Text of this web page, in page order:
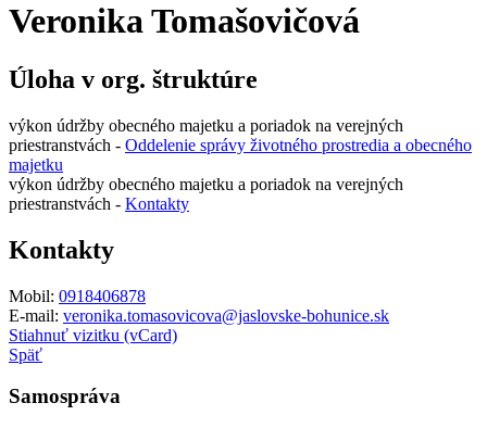
Veronika Tomašovičová
Úloha v org. štruktúre
výkon údržby obecného majetku a poriadok na verejných
priestranstvách - Oddelenie správy životného prostredia a obecného
majetku
výkon údržby obecného majetku a poriadok na verejných
priestranstvách - Kontakty
Kontakty
Mobil: 0918406878
E-mail: veronika.tomasovicova@jaslovske-bohunice.sk
Stiahnuť vizitku (vCard)
Späť
Samospráva